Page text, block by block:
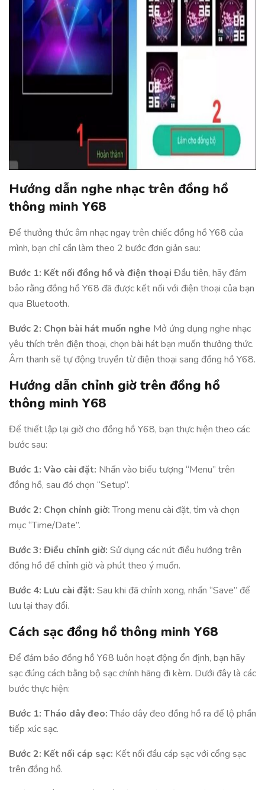
Hướng dẫn nghe nhạc trên đồng hồ
thông minh Y68
Để thưởng thức âm nhạc ngay trên chiếc đồng hồ Y68 của
mình, bạn chỉ cần làm theo 2 bước đơn giản sau:
Bước 1: Kết nối đồng hồ và điện thoại Đầu tiên, hãy đảm
bảo rằng đồng hồ Y68 đã được kết nối với điện thoại của bạn
qua Bluetooth.
Bước 2: Chọn bài hát muốn nghe Mở ứng dụng nghe nhạc
yêu thích trên điện thoại, chọn bài hát bạn muốn thưởng thức.
Âm thanh sẽ tự động truyền từ điện thoại sang đồng hồ Y68.
Hướng dẫn chỉnh giờ trên đồng hồ
thông minh Y68
Để thiết lập lại giờ cho đồng hồ Y68, bạn thực hiện theo các
bước sau:
Bước 1: Vào cài đặt: Nhấn vào biểu tượng “Menu” trên
đồng hồ, sau đó chọn “Setup”.
Bước 2: Chọn chỉnh giờ:Trong menu cài đặt, tìm và chọn
mục “Time/Date”.
Bước 3: Điều chỉnh giờ: Sử dụng các nút điều hướng trên
đồng hồ để chỉnh giờ và phút theo ý muốn.
Bước 4: Lưu cài đặt: Sau khi đã chỉnh xong, nhấn “Save” để
lưu lại thay đổi.
Cách sạc đồng hồ thông minh Y68
Để đảm bảo đồng hồ Y68 luôn hoạt động ổn định, bạn hãy
sạc đúng cách bằng bộ sạc chính hãng đi kèm. Dưới đây là các
bước thực hiện:
Bước 1: Tháo dây đeo:Tháo dây đeo đồng hồ ra để lộ phần
tiếp xúc sạc.
Bước 2: Kết nối cáp sạc: Kết nối đầu cáp sạc với cổng sạc
trên đồng hồ.